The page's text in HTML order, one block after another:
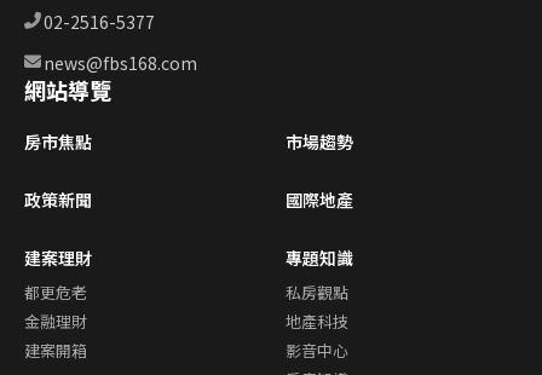
02-2516-5377
news@fbs168.com
網站導覽
房市焦點 市場趨勢
政策新聞 國際地產
建案理財
都更危老
金融理財
建案開箱
專題知識
私房觀點
地產科技
影音中心